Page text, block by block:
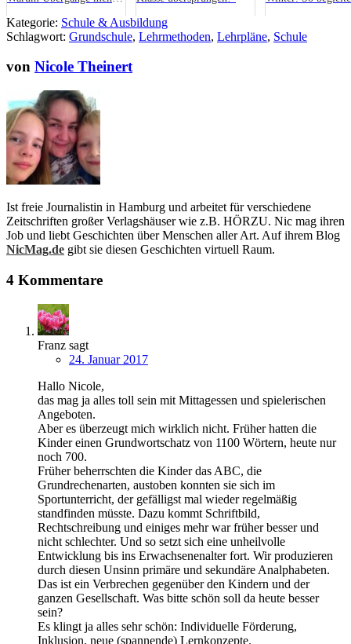
Kategorie: Schule & Ausbildung
Schlagwort: Grundschule, Lehrmethoden, Lehrpläne, Schule
von Nicole Theinert
Ist freie Journalistin in Hamburg und arbeitet für verschiedene
Zeitschriften großer Verlagshäuser wie z.B. HÖRZU. Nic mag ihren
Job und liebt Geschichten über Menschen aller Art. Auf ihrem Blog
NicMag.de gibt sie diesen Geschichten virtuell Raum.
4 Kommentare
Franz sagt
24. Januar 2017
Hallo Nicole,
das mag ja alles toll sein mit Mittagessen und spielerischen
Angeboten.
Aber es überzeugt mich wirklich nicht. Früher hatten die
Kinder einen Grundwortschatz von 1100 Wörtern, heute nur
noch 700.
Früher beherrschten die Kinder das ABC, die
Grundrechenarten, austoben konnten sie sich im
Sportunterricht, der gefälligst mal wieder regelmäßig
standfinden müsste. Dazu kommt Schriftbild,
Rechtschreibung und einiges mehr war früher besser und
nicht schlechter. Und so setzt sich eine unheilvolle
Entwicklung bis ins Erwachsenenalter fort. Wir produzieren
durch diesen Unsinn primäre und sekundäre Analphabeten.
Das ist ein Verbrechen gegenüber den Kindern und der
ganzen Gesellschaft. Was bitte schön soll da heute besser
sein?
Es klingt ja alles sehr schön: Individuelle Förderung,
Inklusion, neue (spannende) Lernkonzepte.